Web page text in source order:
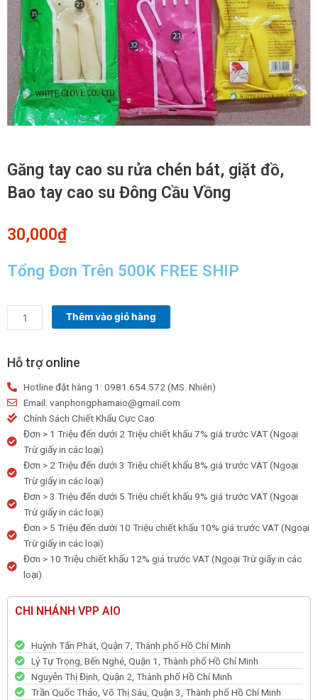
Găng tay cao su rửa chén bát, giặt đồ,
Bao tay cao su Đông Cầu Vồng
30,000₫
Tổng Đơn Trên 500K FREE SHIP
Găng
tay
su
chén
bát,
giặt
đồ,
tay
su
Đông
Cầu
Vồng
số
lượng
Thêm vào giỏ hàng
Hỗ trợ online
Hotline đặt hàng 1: 0981.654.572 (MS. Nhiên)
Email: vanphongphamaio@gmail.com
Chính Sách Chiết Khấu Cực Cao
Đơn > 1 Triệu đến dưới 2 Triệu chiết khấu 7% giá trước VAT (Ngoại
Trừ giấy in các loại)
Đơn > 2 Triệu đến dưới 3 Triệu chiết khấu 8% giá trước VAT (Ngoại
Trừ giấy in các loại)
Đơn > 3 Triệu đến dưới 5 Triệu chiết khấu 9% giá trước VAT (Ngoại
Trừ giấy in các loại)
Đơn > 5 Triệu đến dưới 10 Triệu chiết khấu 10% giá trước VAT (Ngoại
Trừ giấy in các loại)
Đơn > 10 Triệu chiết khấu 12% giá trước VAT (Ngoại Trừ giấy in các
loại)
CHI NHÁNH VPP AIO
Huỳnh Tấn Phát, Quận 7, Thành phố Hồ Chí Minh
Lý Tự Trọng, Bến Nghé, Quận 1, Thành phố Hồ Chí Minh
Nguyễn Thị Định, Quận 2, Thành phố Hồ Chí Minh
Trần Quốc Thảo, Võ Thị Sáu, Quận 3, Thành phố Hồ Chí Minh